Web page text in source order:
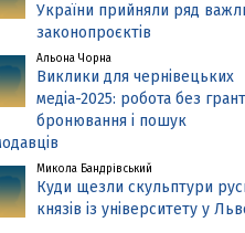
України прийняли ряд
законопроєктів
Альона Чорна
Виклики для чернівецьких
медіа-2025: робота без
бронювання і пошук
Микола Бандрівський
Куди щезли скульптури
князів із університету у